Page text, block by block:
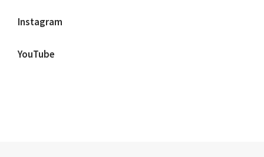
Instagram
YouTube